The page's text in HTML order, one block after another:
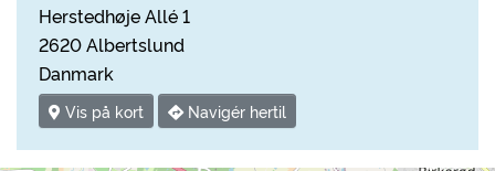
Herstedhøje Allé 1
2620 Albertslund
Danmark
Vis på kort Navigér hertil